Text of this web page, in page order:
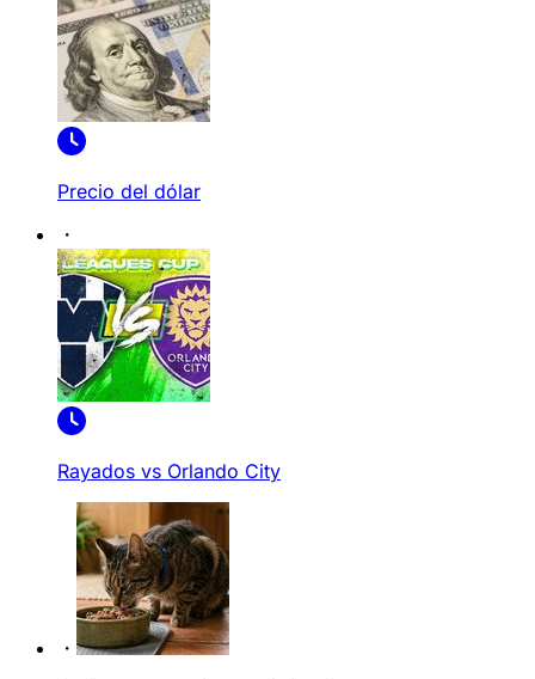
Precio del dólar
Rayados vs Orlando City